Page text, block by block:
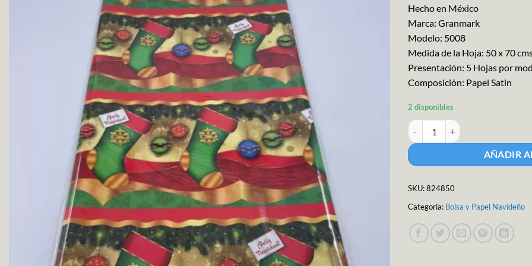
Hecho en México
Marca: Granmark
Modelo: 5008
Medida de la Hoja: 50 x 70
Presentación: 5 Hojas por
Composición: Papel Satin
2 disponibles
Papel para Regalo Navideño C/
AÑADIR
SKU:824850
Categoría: Bolsa y Papel Navideño